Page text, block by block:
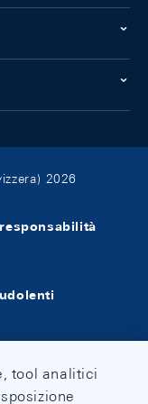
2026
tool analitici